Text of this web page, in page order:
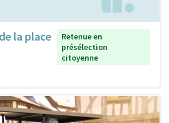
la place
Retenue en
présélection
citoyenne